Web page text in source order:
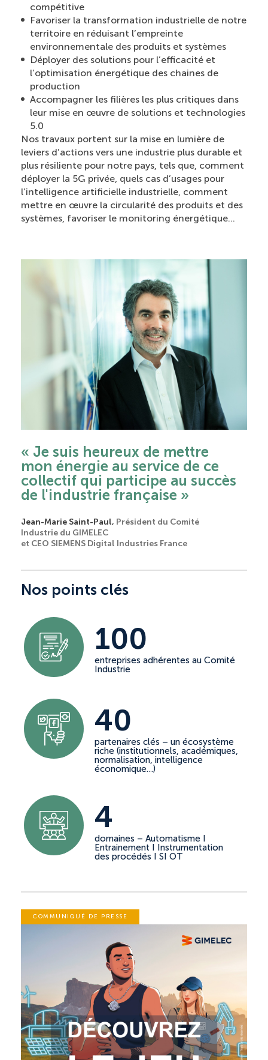
« Je suis heureux de mettre
mon énergie au service de ce
collectif qui participe au succès
de l'industrie française »
Jean-Marie Saint-Paul, Président du Comité
Industrie du GIMELEC
et CEO SIEMENS Digital Industries France
compétitive
Favoriser la transformation industrielle de notre
territoire en réduisant l’empreinte
environnementale des produits et systèmes
Déployer des solutions pour l’efficacité et
l’optimisation énergétique des chaines de
production
Accompagner les filières les plus critiques dans
leur mise en œuvre de solutions et technologies
5.0
Nos travaux portent sur la mise en lumière de
leviers d’actions vers une industrie plus durable et
plus résiliente pour notre pays, tels que, comment
déployer la 5G privée, quels cas d’usages pour
l’intelligence artificielle industrielle, comment
mettre en œuvre la circularité des produits et des
systèmes, favoriser le monitoring énergétique…
Nos points clés
100
entreprises adhérentes au Comité
Industrie
40
partenaires clés – un écosystème
riche (institutionnels, académiques,
normalisation, intelligence
économique…)
4
domaines – Automatisme I
Entrainement I Instrumentation
des procédés I SI OT
COMMUNIQUÉ DE PRESSE